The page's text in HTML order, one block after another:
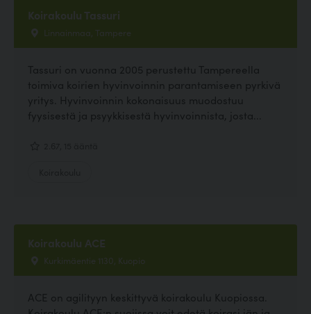
Koirakoulu Tassuri
Linnainmaa, Tampere
Tassuri on vuonna 2005 perustettu Tampereella
toimiva koirien hyvinvoinnin parantamiseen pyrkivä
yritys. Hyvinvoinnin kokonaisuus muodostuu
fyysisestä ja psyykkisestä hyvinvoinnista, josta...
Koirakoulu ACE
Kurkimäentie 1130, Kuopio
ACE on agilityyn keskittyvä koirakoulu Kuopiossa.